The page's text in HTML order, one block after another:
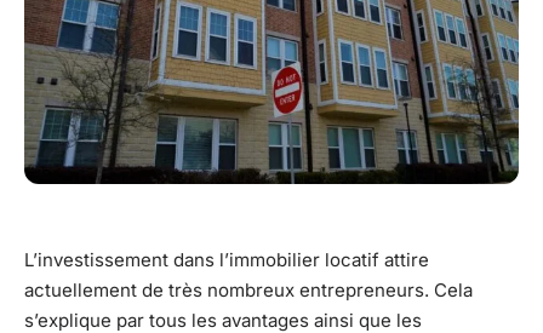
L’investissement dans l’immobilier locatif attire
actuellement de très nombreux entrepreneurs. Cela
s’explique par tous les avantages ainsi que les